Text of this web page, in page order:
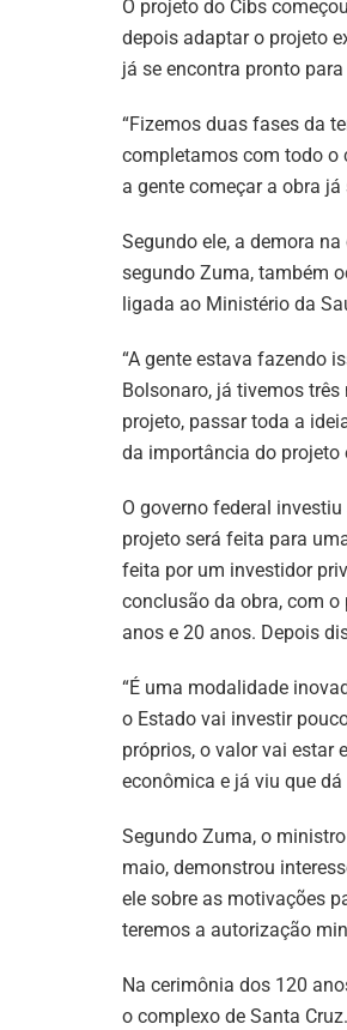
O projeto do Cibs
depois adaptar o projeto
já se encontra pronto
“Fizemos duas fases da
completamos com todo o
a gente começar a obra
Segundo ele, a demora
segundo Zuma, também
ligada ao Ministério da
“A gente estava fazendo
Bolsonaro, já tivemos
projeto, passar toda a
da importância do projeto
O governo federal
projeto será feita para
feita por um investidor
conclusão da obra, com
anos e 20 anos. Depois
“É uma modalidade
o Estado vai investir
próprios, o valor vai estar
econômica e já viu que
Segundo Zuma, o
maio, demonstrou
ele sobre as motivações
teremos a autorização
Na cerimônia dos 120
o complexo de Santa